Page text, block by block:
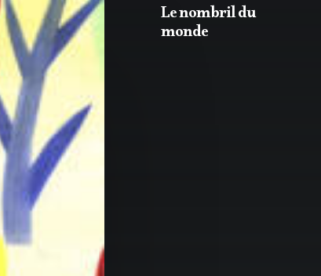
Le nombril du
monde